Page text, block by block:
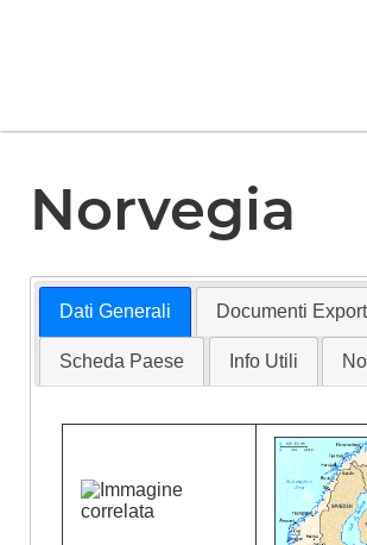
Norvegia
Dati Generali Documenti Export
Scheda Paese Info Utili